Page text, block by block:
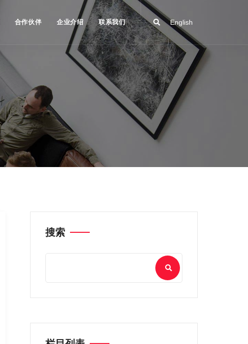
English
合作伙伴 企业介绍 联系我们
搜索